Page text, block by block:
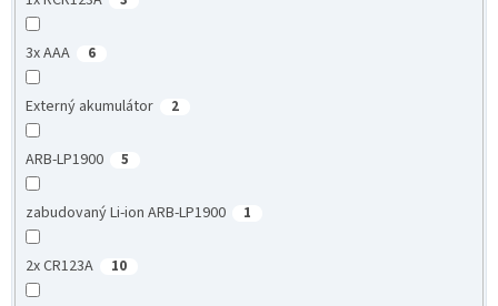
3x AAA 6
Externý akumulátor 2
ARB-LP1900 5
zabudovaný Li-ion ARB-LP1900 1
2x CR123A 10